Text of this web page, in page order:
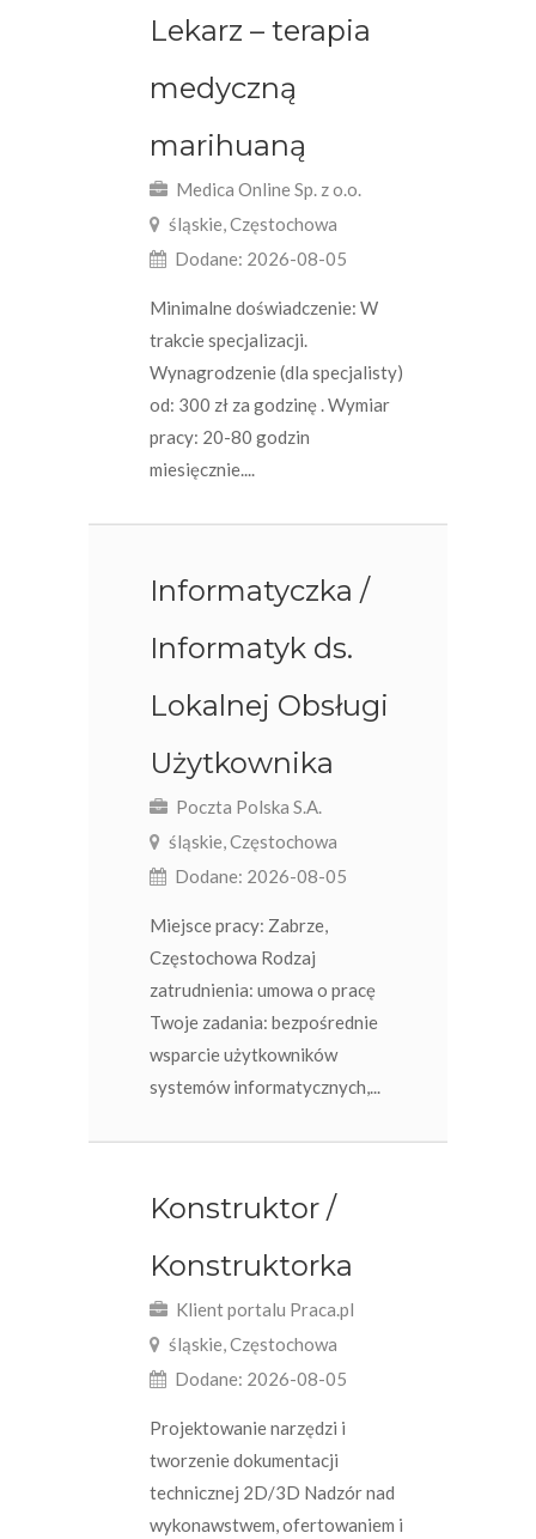
Lekarz – terapia
medyczną
marihuaną
Medica Online Sp. z o.o.
śląskie, Częstochowa
Dodane: 2026-08-05
Minimalne doświadczenie: W
trakcie specjalizacji.
Wynagrodzenie (dla specjalisty)
od: 300 zł za godzinę . Wymiar
pracy: 20-80 godzin
miesięcznie....
Informatyczka /
Informatyk ds.
Lokalnej Obsługi
Użytkownika
Poczta Polska S.A.
śląskie, Częstochowa
Dodane: 2026-08-05
Miejsce pracy: Zabrze,
Częstochowa Rodzaj
zatrudnienia: umowa o pracę​
Twoje zadania: bezpośrednie
wsparcie użytkowników
systemów informatycznych,...
Konstruktor /
Konstruktorka
Klient portalu Praca.pl
śląskie, Częstochowa
Dodane: 2026-08-05
Projektowanie narzędzi i
tworzenie dokumentacji
technicznej 2D/3D Nadzór nad
wykonawstwem, ofertowaniem i